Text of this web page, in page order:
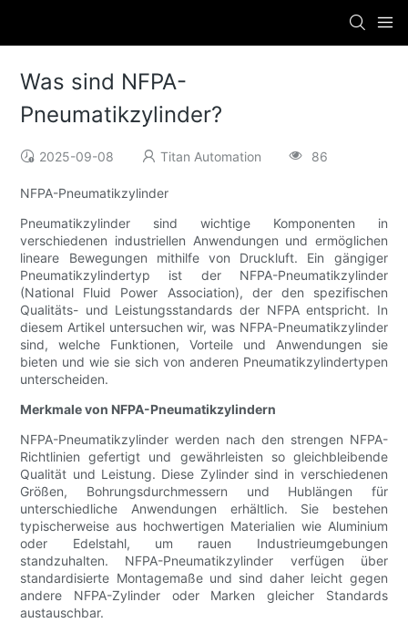
Was sind NFPA-
Pneumatikzylinder?
2025-09-08 Titan Automation 86
NFPA-Pneumatikzylinder
Pneumatikzylinder sind wichtige Komponenten in
verschiedenen industriellen Anwendungen und ermöglichen
lineare Bewegungen mithilfe von Druckluft. Ein gängiger
Pneumatikzylindertyp ist der NFPA-Pneumatikzylinder
(National Fluid Power Association), der den spezifischen
Qualitäts- und Leistungsstandards der NFPA entspricht. In
diesem Artikel untersuchen wir, was NFPA-Pneumatikzylinder
sind, welche Funktionen, Vorteile und Anwendungen sie
bieten und wie sie sich von anderen Pneumatikzylindertypen
unterscheiden.
Merkmale von NFPA-Pneumatikzylindern
NFPA-Pneumatikzylinder werden nach den strengen NFPA-
Richtlinien gefertigt und gewährleisten so gleichbleibende
Qualität und Leistung. Diese Zylinder sind in verschiedenen
Größen, Bohrungsdurchmessern und Hublängen für
unterschiedliche Anwendungen erhältlich. Sie bestehen
typischerweise aus hochwertigen Materialien wie Aluminium
oder Edelstahl, um rauen Industrieumgebungen
standzuhalten. NFPA-Pneumatikzylinder verfügen über
standardisierte Montagemaße und sind daher leicht gegen
andere NFPA-Zylinder oder Marken gleicher Standards
austauschbar.